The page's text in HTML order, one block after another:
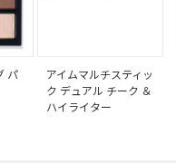
パ
アイムマルチスティッ
ク デュアル チーク ＆
ハイライター